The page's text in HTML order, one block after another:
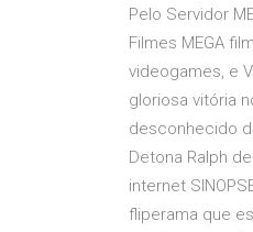
Pelo Servidor
Filmes MEGA
videogames, e
gloriosa vitória
desconhecido
Detona Ralph
internet
fliperama que